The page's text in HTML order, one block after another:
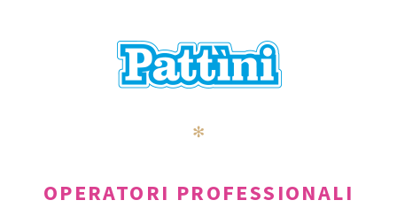
✻
OPERATORI PROFESSIONALI